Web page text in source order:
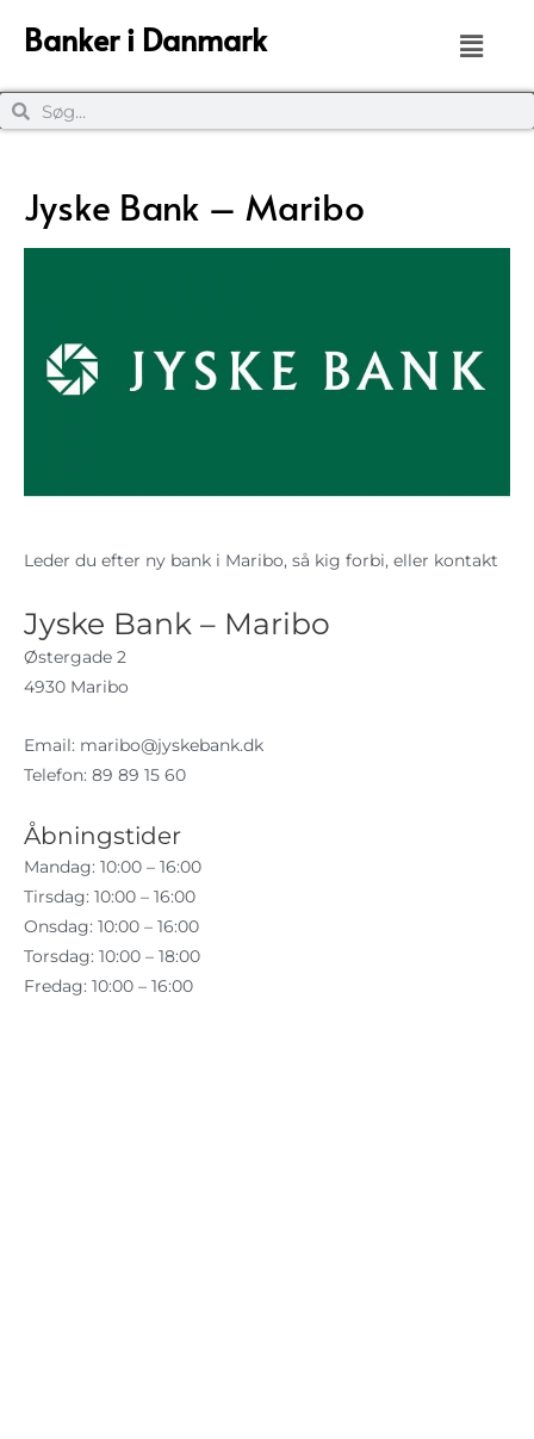
Banker i Danmark
Jyske Bank – Maribo
Leder du efter ny bank i Maribo, så kig forbi, eller kontakt
Jyske Bank – Maribo
Østergade 2
4930 Maribo
Email: maribo@jyskebank.dk
Telefon: 89 89 15 60
Åbningstider
Mandag: 10:00 – 16:00
Tirsdag: 10:00 – 16:00
Onsdag: 10:00 – 16:00
Torsdag: 10:00 – 18:00
Fredag: 10:00 – 16:00